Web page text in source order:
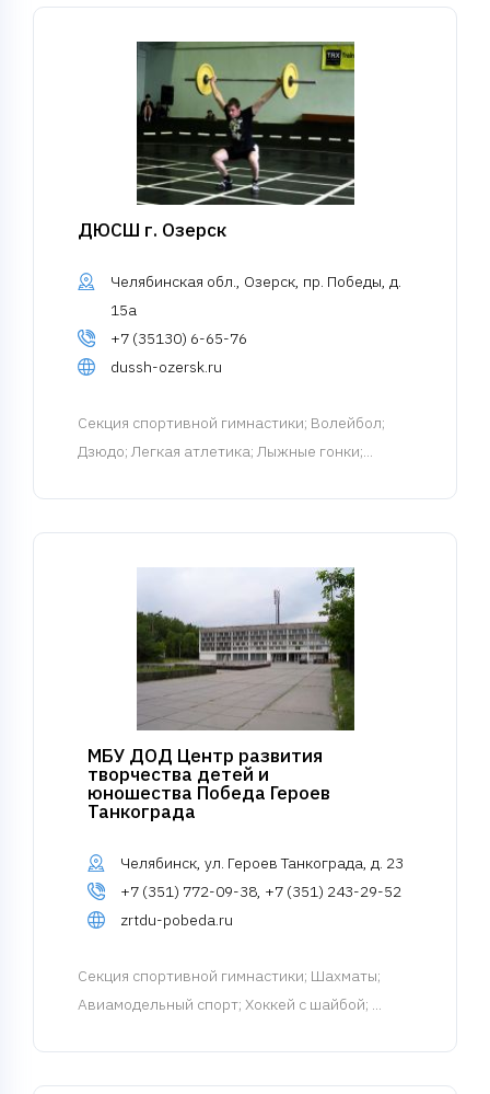
ДЮСШ г. Озерск
Челябинская обл., Озерск, пр. Победы, д.
15а
+7 (35130) 6-65-76
dussh-ozersk.ru
Cекция спортивной гимнастики; Волейбол;
Дзюдо; Легкая атлетика; Лыжные гонки;...
МБУ ДОД Центр развития
творчества детей и
юношества Победа Героев
Танкограда
Челябинск, ул. Героев Танкограда, д. 23
+7 (351) 772-09-38, +7 (351) 243-29-52
zrtdu-pobeda.ru
Cекция спортивной гимнастики; Шахматы;
Авиамодельный спорт; Хоккей с шайбой; ...